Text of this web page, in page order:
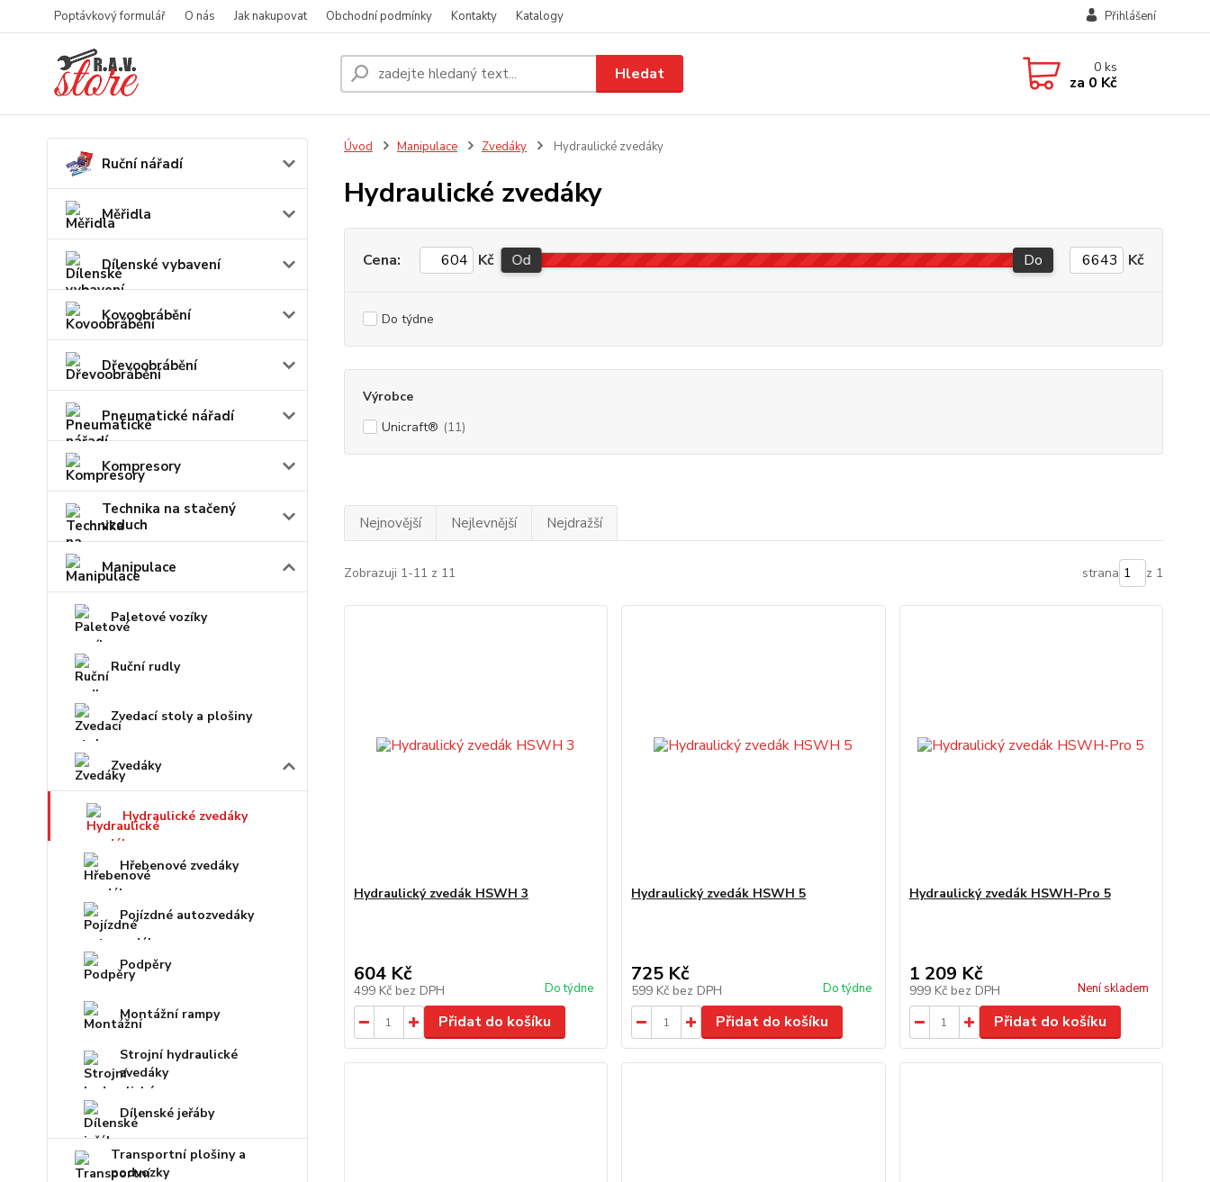
Poptávkový formulář O nás Jak nakupovat Obchodní podmínky Kontakty Katalogy Přihlášení
Hledat 0ks
za 0 Kč
Ruční nářadí
Měřidla
Dílenské vybavení
Kovoobrábění
Dřevoobrábění
Pneumatické nářadí
Kompresory
Technika na stačený
vzduch
Manipulace
Paletové vozíky
Ruční rudly
Zvedací stoly a plošiny
Zvedáky
Hydraulické zvedáky
Hřebenové zvedáky
Pojízdné autozvedáky
Podpěry
Montážní rampy
Strojní hydraulické
zvedáky
Dílenské jeřáby
Transportní plošiny a
podvozky
Úvod Manipulace Zvedáky Hydraulické zvedáky
Hydraulické zvedáky
Cena: Kč Od Do Kč
Do týdne
Výrobce
Unicraft® (11)
Nejnovější Nejlevnější Nejdražší
Zobrazuji 1-11 z 11 strana z 1
Hydraulický zvedák HSWH 3
604 Kč
499 Kč bez DPH Do týdne
Přidat do košíku
Hydraulický zvedák HSWH 5
725 Kč
599 Kč bez DPH Do týdne
Přidat do košíku
Hydraulický zvedák HSWH-Pro 5
1 209 Kč
999 Kč bez DPH Není skladem
Přidat do košíku